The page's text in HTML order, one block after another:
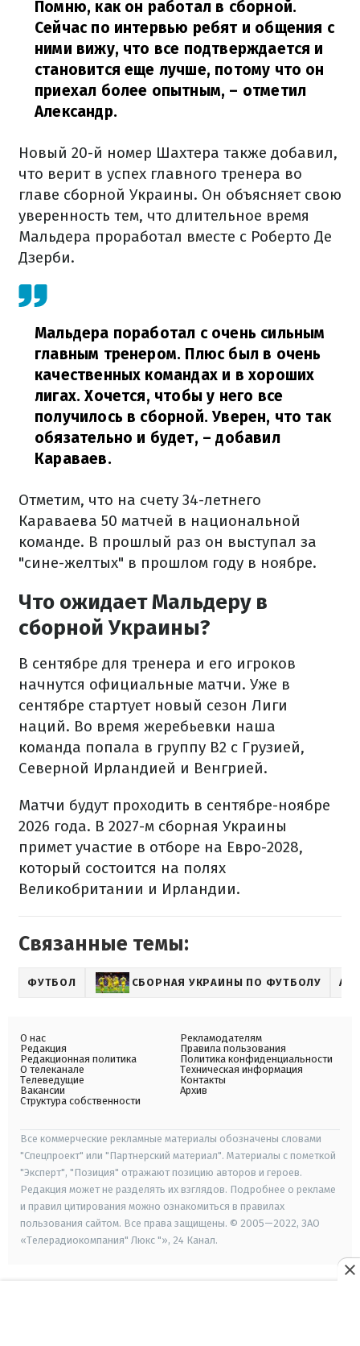
Помню, как он работал в сборной.
Сейчас по интервью ребят и общения с
ними вижу, что все подтверждается и
становится еще лучше, потому что он
приехал более опытным, – отметил
Александр.
Новый 20-й номер Шахтера также добавил,
что верит в успех главного тренера во
главе сборной Украины. Он объясняет свою
уверенность тем, что длительное время
Мальдера проработал вместе с Роберто Де
Дзерби.
Мальдера поработал с очень сильным
главным тренером. Плюс был в очень
качественных командах и в хороших
лигах. Хочется, чтобы у него все
получилось в сборной. Уверен, что так
обязательно и будет, – добавил
Караваев.
Отметим, что на счету 34-летнего
Караваева 50 матчей в национальной
команде. В прошлый раз он выступал за
"сине-желтых" в прошлом году в ноябре.
Что ожидает Мальдеру в
сборной Украины?
В сентябре для тренера и его игроков
начнутся официальные матчи. Уже в
сентябре стартует новый сезон Лиги
наций. Во время жеребьевки наша
команда попала в группу B2 с Грузией,
Северной Ирландией и Венгрией.
Матчи будут проходить в сентябре-ноябре
2026 года. В 2027-м сборная Украины
примет участие в отборе на Евро-2028,
который состоится на полях
Великобритании и Ирландии.
Связанные темы:
ФУТБОЛ СБОРНАЯ УКРАИНЫ ПО ФУТБОЛУ
О нас
Редакция
Редакционная политика
О телеканале
Телеведущие
Вакансии
Структура собственности
Рекламодателям
Правила пользования
Политика конфиденциальности
Техническая информация
Контакты
Архив
Все коммерческие рекламные материалы обозначены словами
"Спецпроект" или "Партнерский материал". Материалы с пометкой
"Эксперт", "Позиция" отражают позицию авторов и героев.
Редакция может не разделять их взглядов. Подробнее о рекламе
и правил цитирования можно ознакомиться в правилах
пользования сайтом. Все права защищены. © 2005—2022, ЗАО
«Телерадиокомпания" Люкс "», 24 Канал.